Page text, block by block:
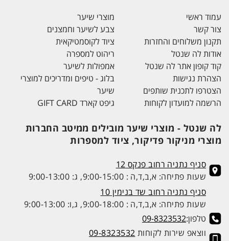
עמוד ראשי
צור קשר
תקנון משלוחים והחזרות
אודות לה שנטל
קוד קופון אתר לה שנטל
הצהרת נגישות
הצטרפו לתכנית שותפים
הרשמה למועדון לקוחות
מוצרי שיער
צבע לשיער וחמצנים
ציוד לקוסמטיקאית
ריהוט למספרה
אמפולות לשיער
בלוג - טיפים ומדריכים למוצרי
שיער
גיפט קארד GIFT CARD
לה שנטל - מוצרי שיער מובילים ממיטב החברות
מוצרי מניקור פדיקור, ציוד למספרות
סניף נתניה רחוב פנקס 12
שעות פתיחה: א,ב,ד,ה : 9:00-15:00, ג: 9:00-13:00
סניף נתניה רחוב שד בנימין 10
שעות פתיחה: א,ב,ד,ה : 9:00-18:00, ג,ו: 9:00-13:00
טלפון:09-8323532
ווצאפ שירות לקוחות 09-8323532